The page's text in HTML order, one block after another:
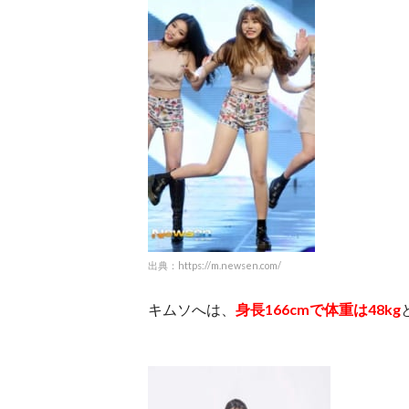
出典：https://m.newsen.com/
キムソへは、 身長166cmで体重は48kg